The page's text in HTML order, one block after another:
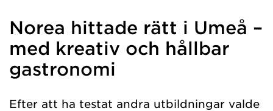
Norea hittade rätt i Umeå –
med kreativ och hållbar
gastronomi
Efter att ha testat andra utbildningar valde